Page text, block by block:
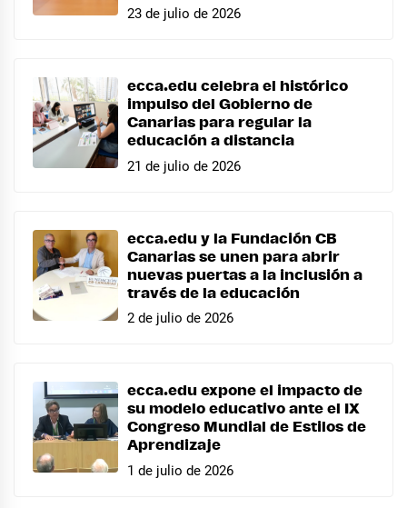
23 de julio de 2026
ecca.edu celebra el histórico
impulso del Gobierno de
Canarias para regular la
educación a distancia
21 de julio de 2026
ecca.edu y la Fundación CB
Canarias se unen para abrir
nuevas puertas a la inclusión a
través de la educación
2 de julio de 2026
ecca.edu expone el impacto de
su modelo educativo ante el IX
Congreso Mundial de Estilos de
Aprendizaje
1 de julio de 2026